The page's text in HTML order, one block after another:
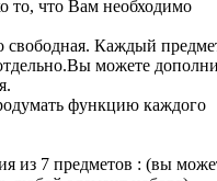
то, что Вам необходимо
свободная. Каждый
можете
функцию каждого
из 7 предметов : (вы